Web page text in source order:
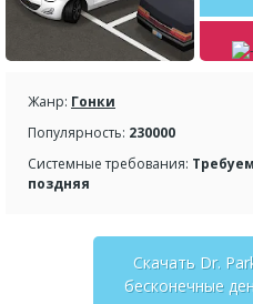
Жанр: Гонки
Популярность: 230000
Системные требования:
поздняя
Скачать Dr.
бесконечные